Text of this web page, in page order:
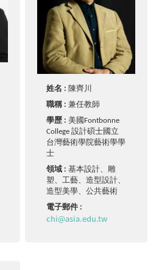
姓名 : 陳齊川
職稱 :兼任教師
學歷 :美國Fontbonne
College 設計碩士國立
台灣藝術學院藝術學學
士
領域 :基本設計、雕
塑、工藝、造型設計、
造型美學、公共藝術
電子郵件 :
chi@asia.edu.tw